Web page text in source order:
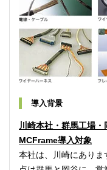
導入背景
川崎本社・群馬工場
MCFrame導入対象
本社は、川崎にあり